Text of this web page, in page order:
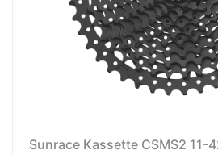
Sunrace Kassette CSMS2 11-